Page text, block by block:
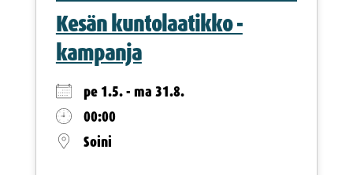
Kesän kuntolaatikko -
kampanja
pe 1.5. - ma 31.8.
00:00
Soini